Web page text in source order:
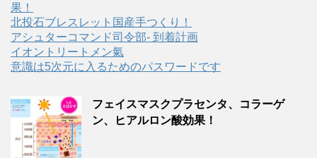
果！
北投石ブレスレット国産手つくり！
アシュターコマンド司令部- 到着計画
イオントリートメン氣
意識は5次元に入るためのパスワードです
フェイスマスクプラセンタ、コラーゲ
ン、ヒアルロン酸効果！